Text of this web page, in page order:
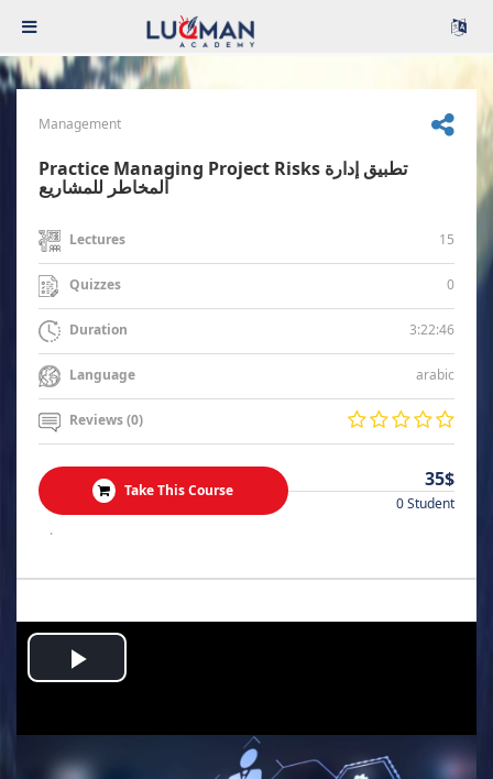
Management
Practice Managing Project Risks تطبيق إدارة
المخاطر للمشاريع
Lectures 15
Quizzes 0
Duration 3:22:46
Language arabic
Reviews (0)
Take This Course 35$
0 Student
.
Play
Video